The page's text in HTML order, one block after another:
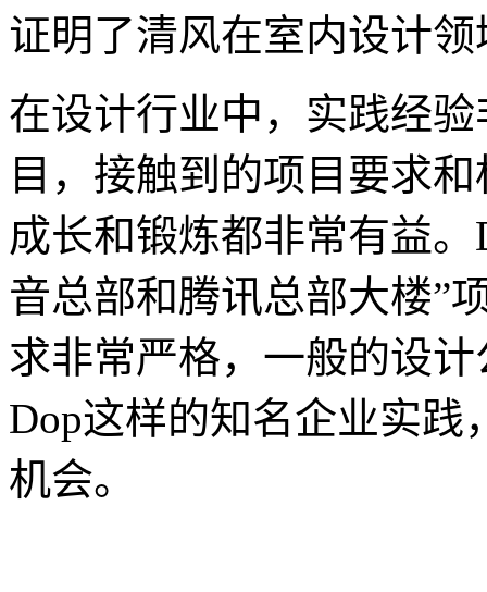
证明了清风在室内设计
在设计行业中，实践经
目，接触到的项目要求
成长和锻炼都非常有益
音总部和腾讯总部大楼”
求非常严格，一般的设
Dop这样的知名企业实践
机会。